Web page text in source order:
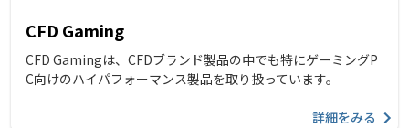
CFD Gaming
CFD Gamingは、CFDブランド製品の中でも特にゲーミングP
C向けのハイパフォーマンス製品を取り扱っています。
詳細をみる